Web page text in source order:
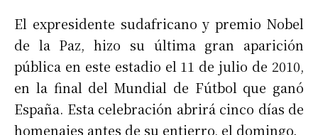
El expresidente sudafricano y premio Nobel
de la Paz, hizo su última gran aparición
pública en este estadio el 11 de julio de 2010,
en la final del Mundial de Fútbol que ganó
España. Esta celebración abrirá cinco días de
homenajes antes de su entierro, el domingo.